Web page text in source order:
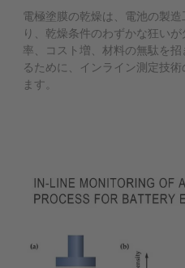
電極塗膜の乾燥は、電池の製
り、乾燥条件のわずかな狂い
率、コスト増、材料の無駄を
るために、インライン測定技
ます。